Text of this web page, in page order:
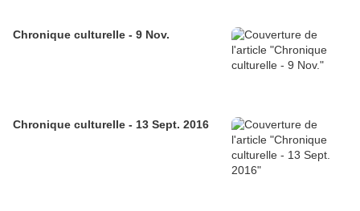
Chronique culturelle - 9 Nov.
Chronique culturelle - 13 Sept. 2016